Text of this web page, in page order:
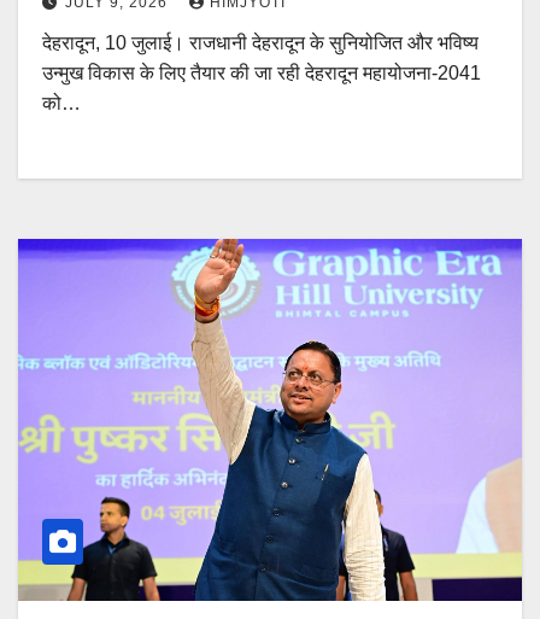
देहरादून, 10 जुलाई। राजधानी देहरादून के सुनियोजित और भविष्य
उन्मुख विकास के लिए तैयार की जा रही देहरादून महायोजना-2041
को…